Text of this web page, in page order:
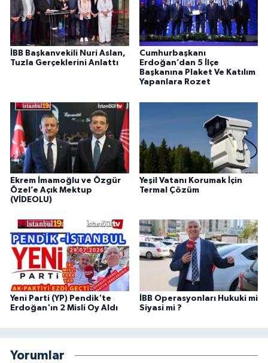
İBB Başkanvekili Nuri Aslan,
Tuzla Gerçeklerini Anlattı
Cumhurbaşkanı
Erdoğan’dan 5 İlçe
Başkanına Plaket Ve Katılım
Yapanlara Rozet
Ekrem İmamoğlu ve Özgür
Özel’e Açık Mektup
(VİDEOLU)
Yeşil Vatanı Korumak İçin
Termal Çözüm
Yeni Parti (YP) Pendik'te
Erdoğan'ın 2 Misli Oy Aldı
İBB Operasyonları Hukuki mi
Siyasi mi ?
Yorumlar